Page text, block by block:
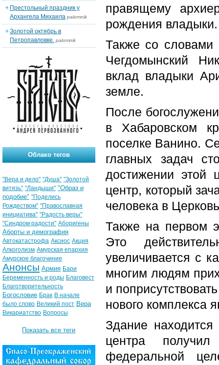
правящему
рождения владыки.
Также со словами
Чегдомынский
вклад владыки
земле.
После
в Хабаровском
поселке Ванино.
главных задач
достижении этой
центр, который
человека в
Также на первом
Это
увеличивается с
многим людям
и
нового комплекса
Здание
центра
федеральной
Престольный праздник у
Архангела Михаила palomnik
Золотой октябрь в
Петропавловке. palomnik
Облако тегов
"Вера и дело" "Душа" "Золотой
витязь" "Ландыши" "Образ и
подобие" "Поделись
Рождеством" "Православная
инициатива" "Радость веры"
"Синдром радости" Аборигены
Аборты и демография
Автокатастрофа Аксиос Акция
Алкоголизм Амурская епархия
Амурское благочиние
Анонсы Армия Бари
Беременность и роды Благовест
Благотворительность
Богословие Брак В начале
было слово Великий пост Вера
Викариатство Вопросы
Показать все теги